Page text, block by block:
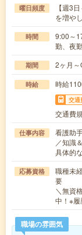
曜日頻度
【週3
を増や
時間
9:00～
勤、夜
期間 2ヶ月
時給 時給
交通
交通費
仕事内容
看護助
／知識
具体的
応募資格
職種未
要
＼無資
中！※
職場の雰囲気